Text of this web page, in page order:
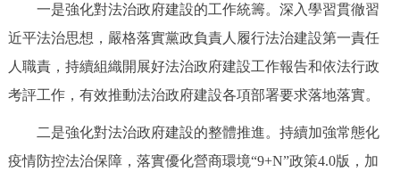
一是強化對法治政府建設的工作統籌。深入學習貫徹習
近平法治思想，嚴格落實黨政負責人履行法治建設第一責任
人職責，持續組織開展好法治政府建設工作報告和依法行政
考評工作，有效推動法治政府建設各項部署要求落地落實。
二是強化對法治政府建設的整體推進。持續加強常態化
疫情防控法治保障，落實優化營商環境“9+N”政策4.0版，加